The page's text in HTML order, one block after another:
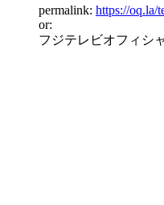
permalink: https://oq.la/
or:
フジテレビオフィシ